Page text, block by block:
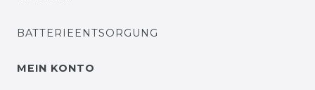
BATTERIEENTSORGUNG
MEIN KONTO